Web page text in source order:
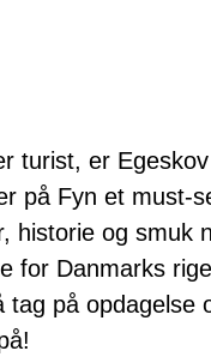
turist, er
på Fyn et must-
historie og smuk
for Danmarks
på opdagelse